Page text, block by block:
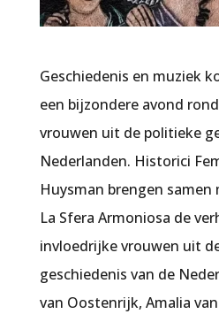
Geschiedenis en muziek
een bijzondere avond
vrouwen uit de politieke
Nederlanden. Historici
Huysman brengen
La Sfera Armoniosa de
invloedrijke vrouwen uit
geschiedenis van de
van Oostenrijk, Amalia